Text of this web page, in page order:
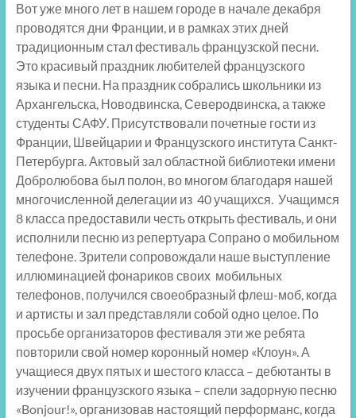
Вот уже много лет в нашем городе в начале декабря
проводятся дни Франции, и в рамках этих дней
традиционным стал фестиваль французской песни.
Это красивый праздник любителей французского
языка и песни. На праздник собрались школьники из
Архангельска, Новодвинска, Северодвинска, а также
студенты САФУ. Присутствовали почетные гости из
Франции, Швейцарии и Французского института Санкт-
Петербурга. Актовый зал областной библиотеки имени
Добролюбова был полон, во многом благодаря нашей
многочисленной делегации из 40 учащихся. Учащимся
8 класса предоставили честь открыть фестиваль, и они
исполнили песню из репертуара Сопрано о мобильном
телефоне. Зрители сопровождали наше выступление
иллюминацией фонариков своих мобильных
телефонов, получился своеобразный флеш-моб, когда
и артисты и зал представляли собой одно целое. По
просьбе организаторов фестиваля эти же ребята
повторили свой номер коронный номер «Клоун». А
учащиеся двух пятых и шестого класса – дебютанты в
изучении французского языка – спели задорную песню
«Bonjour!», организовав настоящий перформанс, когда